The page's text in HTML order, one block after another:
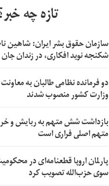
تازه چه
سازمان حقوق بشر ایران: شاهین
شکنجه نوید افکاری، در زندان
دو فرمانده نظامی طالبان به
وزارت کشور منصوب شدند
بازداشت شش متهم به ربایش و
متهم اصلی فراری است
پارلمان اروپا قطعنامه‌ای در
سوی حزب‌الله تصویب کرد